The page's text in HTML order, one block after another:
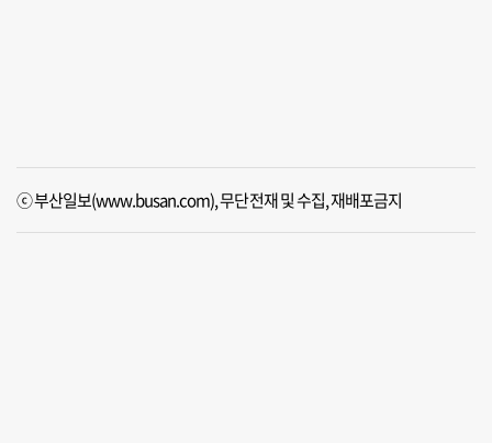
ⓒ 부산일보(www.busan.com), 무단전재 및 수집, 재배포금지